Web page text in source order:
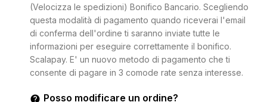
(Velocizza le spedizioni) Bonifico Bancario. Scegliendo
questa modalità di pagamento quando riceverai l'email
di conferma dell'ordine ti saranno inviate tutte le
informazioni per eseguire correttamente il bonifico.
Scalapay. E' un nuovo metodo di pagamento che ti
consente di pagare in 3 comode rate senza interesse.
Posso modificare un ordine?